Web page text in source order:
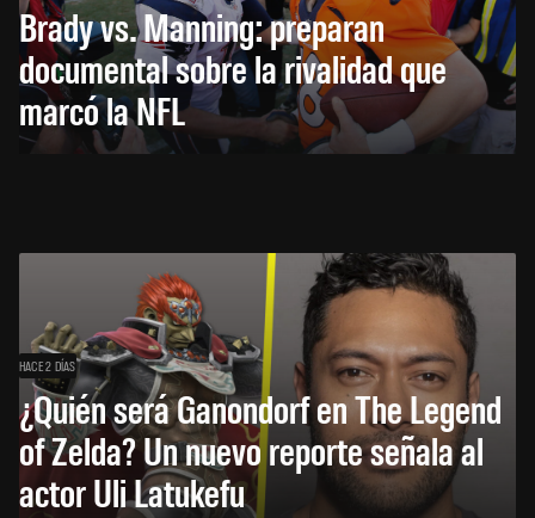
Brady vs. Manning: preparan
documental sobre la rivalidad que
marcó la NFL
HACE 2 DÍAS
¿Quién será Ganondorf en The Legend
of Zelda? Un nuevo reporte señala al
actor Uli Latukefu